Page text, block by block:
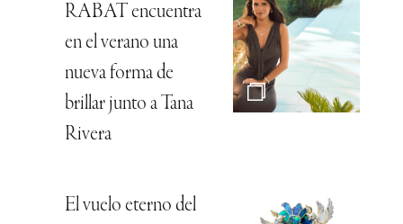
RABAT encuentra
en el verano una
nueva forma de
brillar junto a Tana
Rivera
El vuelo eterno del